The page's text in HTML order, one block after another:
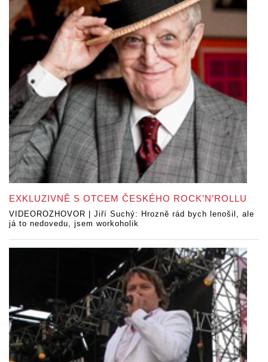
EXKLUZIVNĚ S OTCEM ČESKÉHO ROCK’N’ROLLU
VIDEOROZHOVOR | Jiří Suchý: Hrozně rád bych lenošil, ale
já to nedovedu, jsem workoholik